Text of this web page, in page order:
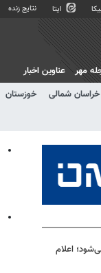
ایتا نتایج زنده
خراسان شمالی خوزستان
مهر عناوین اخبار
اعلام